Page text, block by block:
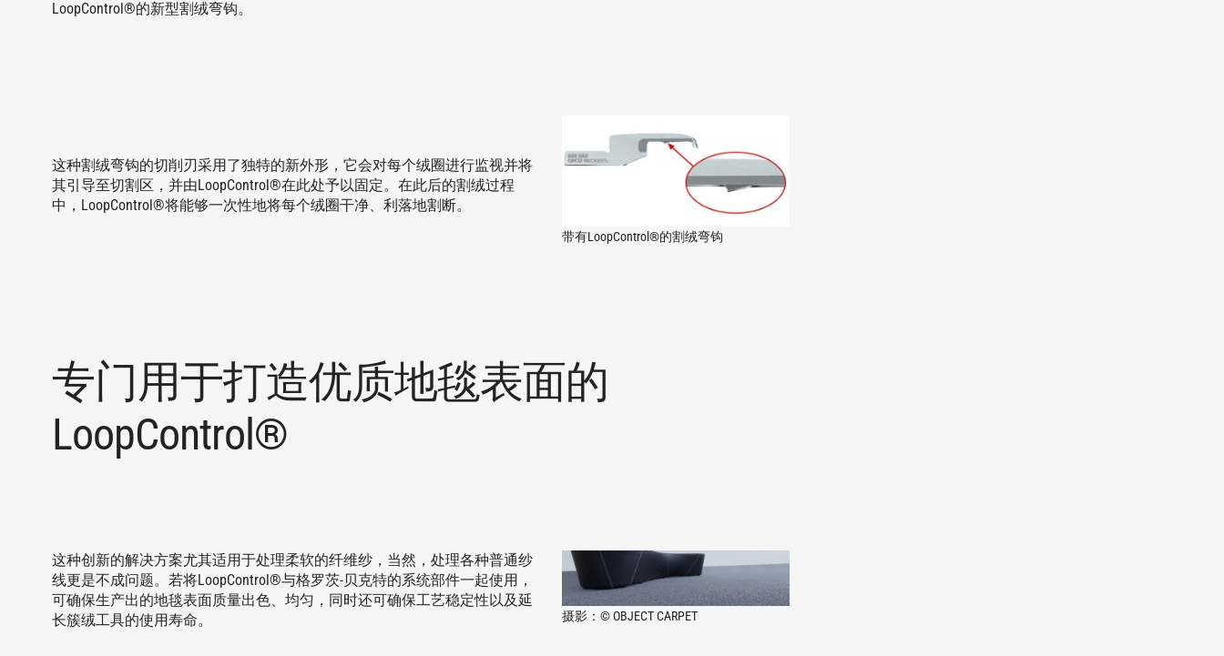
LoopControl®的新型割绒弯钩。
带有LoopControl®的割绒弯钩
这种割绒弯钩的切削刃采用了独特的新外形，它会对每个绒圈进行监视并将
其引导至切割区，并由LoopControl®在此处予以固定。在此后的割绒过程
中，LoopControl®将能够一次性地将每个绒圈干净、利落地割断。
专门用于打造优质地毯表面的
LoopControl®
摄影：© OBJECT CARPET
这种创新的解决方案尤其适用于处理柔软的纤维纱，当然，处理各种普通纱
线更是不成问题。若将LoopControl®与格罗茨-贝克特的系统部件一起使用，
可确保生产出的地毯表面质量出色、均匀，同时还可确保工艺稳定性以及延
长簇绒工具的使用寿命。